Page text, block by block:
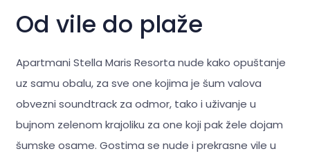
Od vile do plaže
Apartmani Stella Maris Resorta nude kako opuštanje
uz samu obalu, za sve one kojima je šum valova
obvezni soundtrack za odmor, tako i uživanje u
bujnom zelenom krajoliku za one koji pak žele dojam
šumske osame. Gostima se nude i prekrasne vile u